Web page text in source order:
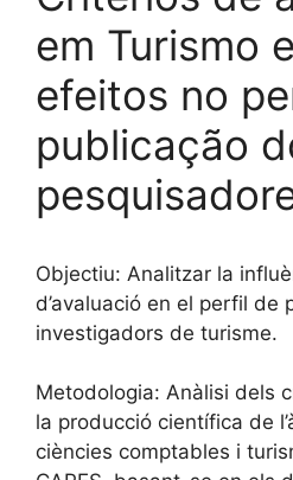
em Turismo
efeitos no
publicação
Objectiu: Analitzar la
d’avaluació en el perfil de
investigadors de turisme.
Metodologia: Anàlisi dels
la producció científica de
ciències comptables i